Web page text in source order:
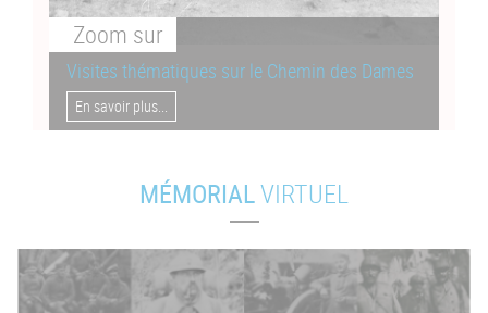
Zoom sur
Visites thématiques sur le Chemin des Dames
En savoir plus...
MÉMORIALVIRTUEL